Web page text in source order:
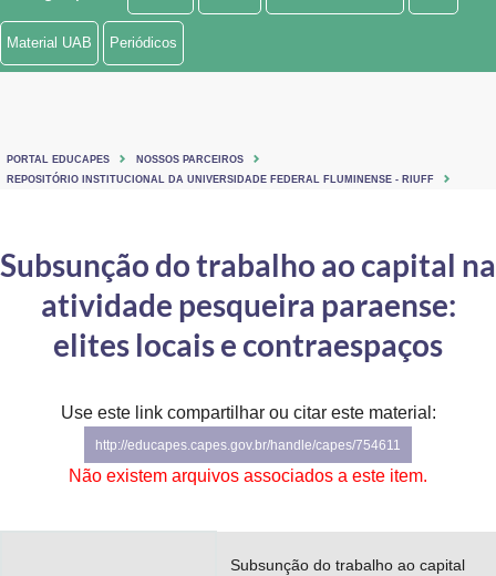
Ministério de Minas e Energia
Ministério do Turismo
Controladoria-Geral da União
Ministério da Mulher, da Família e dos Direitos Humanos
Secretaria de Governo
Gabinete de Segurança Institucional
Material UAB Periódicos
PORTAL EDUCAPES
NOSSOS PARCEIROS
REPOSITÓRIO INSTITUCIONAL DA UNIVERSIDADE FEDERAL FLUMINENSE - RIUFF
Subsunção do trabalho ao capital na
atividade pesqueira paraense:
elites locais e contraespaços
Use este link compartilhar ou citar este material:
http://educapes.capes.gov.br/handle/capes/754611
Não existem arquivos associados a este item.
Subsunção do trabalho ao capital